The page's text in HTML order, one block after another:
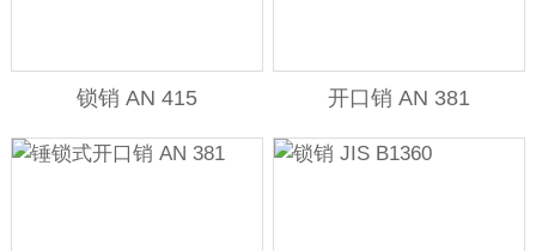
锁销 AN 415 开口销 AN 381